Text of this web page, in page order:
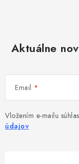
Aktuálne
Email
Vložením e-mailu
údajov